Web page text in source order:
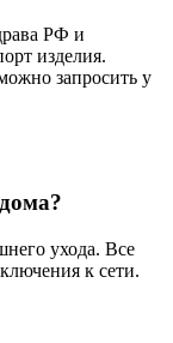
РФ и
изделия.
запросить у
ухода. Все
к сети.